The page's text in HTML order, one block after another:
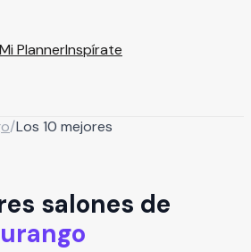
Mi PlannerInspírate
/Los 10 mejores
salones de